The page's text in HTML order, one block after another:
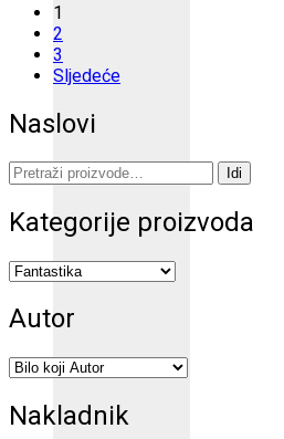
1
2
3
Sljedeće
Naslovi
Pretraži: Idi
Kategorije proizvoda
Autor
Nakladnik